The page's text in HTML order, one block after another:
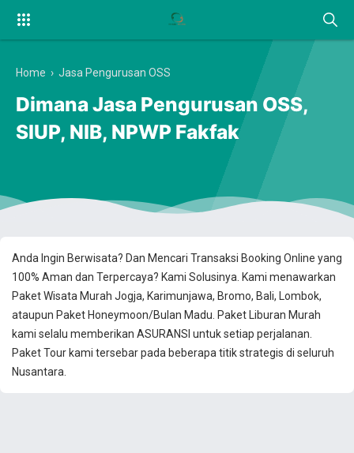
Anda Ingin Berwisata? Dan Mencari Transaksi Booking Online yang
100% Aman dan Terpercaya? Kami Solusinya. Kami menawarkan
Paket Wisata Murah Jogja, Karimunjawa, Bromo, Bali, Lombok,
ataupun Paket Honeymoon/Bulan Madu. Paket Liburan Murah
kami selalu memberikan ASURANSI untuk setiap perjalanan.
Paket Tour kami tersebar pada beberapa titik strategis di seluruh
Nusantara.
Home › Jasa Pengurusan OSS
Dimana Jasa Pengurusan OSS,
SIUP, NIB, NPWP Fakfak